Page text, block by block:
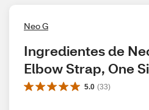
Neo G
Ingredientes de
Elbow Strap, One
5.0 (33)